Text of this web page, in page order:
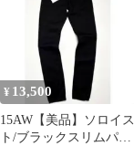
¥ 13,500
15AW【美品】ソロイス
ト/ブラックスリムパン